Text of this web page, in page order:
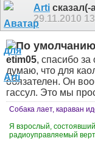
Arti сказал(-
29.11.2010
etim05, спасибо
думаю, что для
обязателен. Он
гассул. Это мы
Собака лает, караван
Я взрослый,
радиоуправляемый